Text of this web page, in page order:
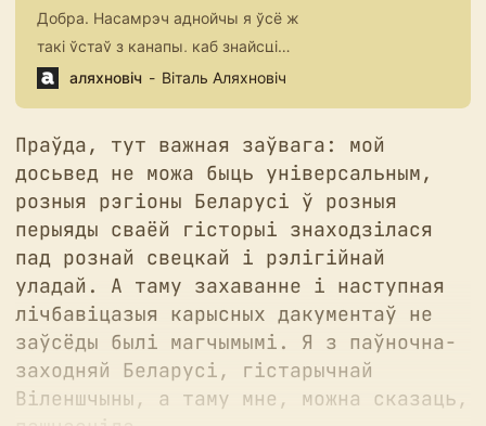
Добра. Насамрэч аднойчы я ўсё ж
такі ўстаў з канапы, каб знайсці
стрыечную сястру свайго дзеда ды
генеалагічнае дрэва на 200+
чалавек з галінкамі, што сягаюць ў
глыб да 1751 года, атрымалася
цалкам праз інтэрнэт. Зразумела ж,
далёка не для
аляхновіч Віталь Аляхновіч
Праўда, тут важная заўвага: мой
досьвед не можа быць універсальным,
розныя рэгіоны Беларусі ў розныя
перыяды сваёй гісторыі знаходзілася
пад рознай свецкай і рэлігійнай
уладай. А таму захаванне і наступная
лічбавіцазыя карысных дакументаў не
заўсёды былі магчымымі. Я з паўночна-
заходняй Беларусі, гістарычнай
Віленшчыны, а таму мне, можна сказаць,